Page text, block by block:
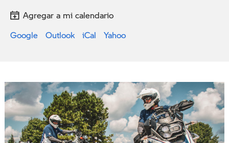
Agregar a mi calendario
Google
Outlook iCal Yahoo